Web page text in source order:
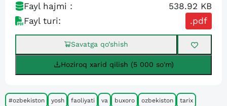
Fayl hajmi :
538.92 KB
Fayl turi:
.pdf
Savatga qo’shish
Hoziroq xarid qilish (5 000 so'm)
#ozbekiston yosh faoliyati va buxoro ozbekiston tarix